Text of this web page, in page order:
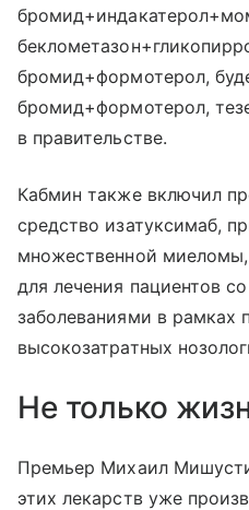
бромид+формотерол,
бромид+формотерол,
в правительстве.
Кабмин также включил
средство изатуксимаб,
множественной миеломы,
для лечения пациентов
заболеваниями в рамках
высокозатратных
Не только
Премьер Михаил
этих лекарств уже